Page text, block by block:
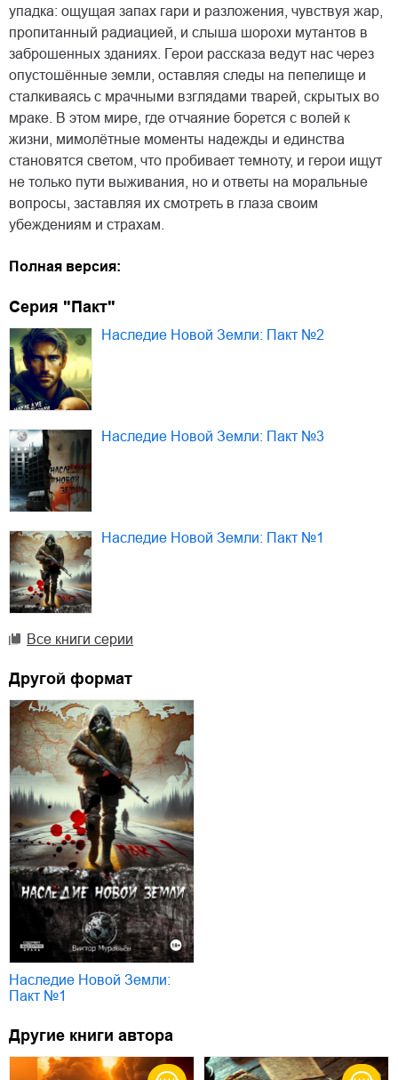
упадка: ощущая запах гари и разложения, чувствуя жар,
пропитанный радиацией, и слыша шорохи мутантов в
заброшенных зданиях. Герои рассказа ведут нас через
опустошённые земли, оставляя следы на пепелище и
сталкиваясь с мрачными взглядами тварей, скрытых во
мраке. В этом мире, где отчаяние борется с волей к
жизни, мимолётные моменты надежды и единства
становятся светом, что пробивает темноту, и герои ищут
не только пути выживания, но и ответы на моральные
вопросы, заставляя их смотреть в глаза своим
убеждениям и страхам.
Полная версия:
Серия "Пакт"
Наследие Новой Земли: Пакт №2
Наследие Новой Земли: Пакт №3
Наследие Новой Земли: Пакт №1
Все книги серии
Другой формат
Наследие Новой Земли:
Пакт №1
Другие книги автора